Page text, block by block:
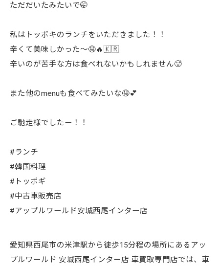
ただだいたみたいで🤭
私はトッポキのランチをいただきました！！
辛くて美味しかった〜🤤🔥🇰🇷
辛いのが苦手な方は食べれないかもしれません🥵
また他のmenuも食べてみたいな🤤💕
ご馳走様でしたー！！
#ランチ
#韓国料理
#トッポギ
#中古車販売店
#アップルワールド安城西尾インター店
愛知県西尾市の米津駅から徒歩15分程の場所にあるアッ
プルワールド 安城西尾インター店 車買取専門店では、車